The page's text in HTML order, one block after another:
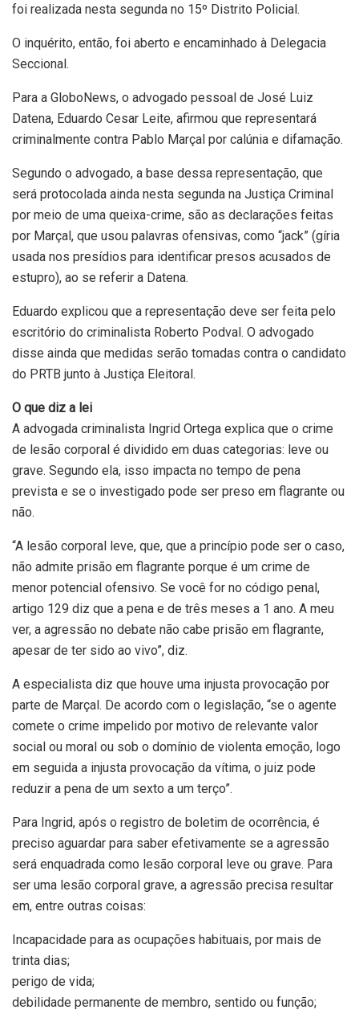
foi realizada nesta segunda no 15º Distrito Policial.
O inquérito, então, foi aberto e encaminhado à Delegacia
Seccional.
Para a GloboNews, o advogado pessoal de José Luiz
Datena, Eduardo Cesar Leite, afirmou que representará
criminalmente contra Pablo Marçal por calúnia e difamação.
Segundo o advogado, a base dessa representação, que
será protocolada ainda nesta segunda na Justiça Criminal
por meio de uma queixa-crime, são as declarações feitas
por Marçal, que usou palavras ofensivas, como “jack” (gíria
usada nos presídios para identificar presos acusados de
estupro), ao se referir a Datena.
Eduardo explicou que a representação deve ser feita pelo
escritório do criminalista Roberto Podval. O advogado
disse ainda que medidas serão tomadas contra o candidato
do PRTB junto à Justiça Eleitoral.
O que diz a lei
A advogada criminalista Ingrid Ortega explica que o crime
de lesão corporal é dividido em duas categorias: leve ou
grave. Segundo ela, isso impacta no tempo de pena
prevista e se o investigado pode ser preso em flagrante ou
não.
“A lesão corporal leve, que, que a princípio pode ser o caso,
não admite prisão em flagrante porque é um crime de
menor potencial ofensivo. Se você for no código penal,
artigo 129 diz que a pena e de três meses a 1 ano. A meu
ver, a agressão no debate não cabe prisão em flagrante,
apesar de ter sido ao vivo”, diz.
A especialista diz que houve uma injusta provocação por
parte de Marçal. De acordo com o legislação, “se o agente
comete o crime impelido por motivo de relevante valor
social ou moral ou sob o domínio de violenta emoção, logo
em seguida a injusta provocação da vítima, o juiz pode
reduzir a pena de um sexto a um terço”.
Para Ingrid, após o registro de boletim de ocorrência, é
preciso aguardar para saber efetivamente se a agressão
será enquadrada como lesão corporal leve ou grave. Para
ser uma lesão corporal grave, a agressão precisa resultar
em, entre outras coisas:
Incapacidade para as ocupações habituais, por mais de
trinta dias;
perigo de vida;
debilidade permanente de membro, sentido ou função;